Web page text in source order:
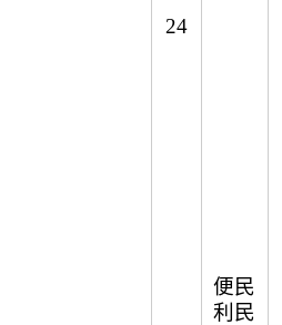
便民
利民
24